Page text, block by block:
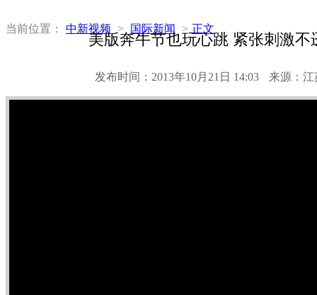
当前位置： 中新视频 > 国际新闻 > 正文
美版奔牛节也玩心跳 紧张刺激不
发布时间：2013年10月21日 14:03 来源：江